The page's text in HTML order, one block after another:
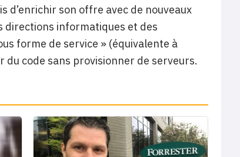
d’enrichir son offre avec de nouveaux
directions informatiques et des
forme de service » (équivalente à
du code sans provisionner de serveurs.